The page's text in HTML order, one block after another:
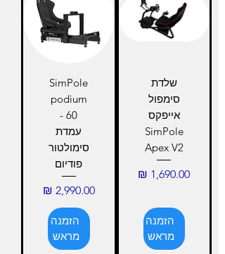
שלדת
סימפול
אייפקס
SimPole
Apex V2
מחיר
הזמנה
מראש
SimPole
podium
60 -
עמדת
סימולטור
פודיום
מחיר‏2,990.00 ‏₪
הזמנה
מראש